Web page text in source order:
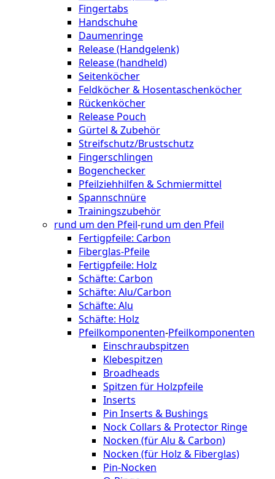
Fingertabs
Handschuhe
Daumenringe
Release (Handgelenk)
Release (handheld)
Seitenköcher
Feldköcher & Hosentaschenköcher
Rückenköcher
Release Pouch
Gürtel & Zubehör
Streifschutz/Brustschutz
Fingerschlingen
Bogenchecker
Pfeilziehhilfen & Schmiermittel
Spannschnüre
Trainingszubehör
rund um den Pfeil-rund um den Pfeil
Fertigpfeile: Carbon
Fiberglas-Pfeile
Fertigpfeile: Holz
Schäfte: Carbon
Schäfte: Alu/Carbon
Schäfte: Alu
Schäfte: Holz
Pfeilkomponenten-Pfeilkomponenten
Einschraubspitzen
Klebespitzen
Broadheads
Spitzen für Holzpfeile
Inserts
Pin Inserts & Bushings
Nock Collars & Protector Ringe
Nocken (für Alu & Carbon)
Nocken (für Holz & Fiberglas)
Pin-Nocken